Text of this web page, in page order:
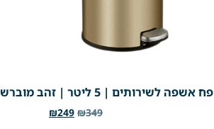
פח אשפה לשירותים | 5 ליטר | זהב מוברש | מק"ט 724
₪349
₪249